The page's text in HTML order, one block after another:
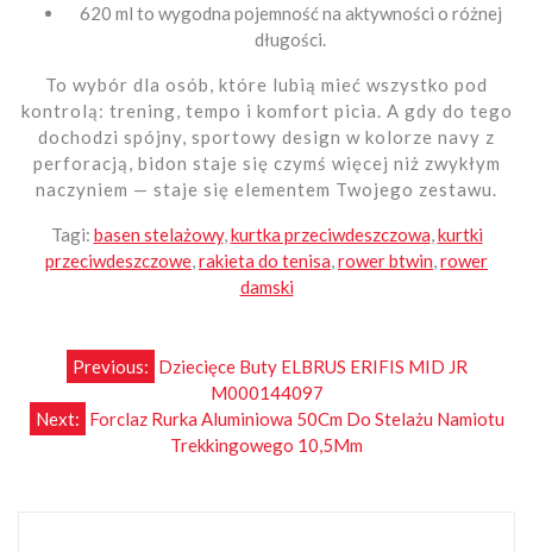
620 ml to wygodna pojemność na aktywności o różnej
długości.
To wybór dla osób, które lubią mieć wszystko pod
kontrolą: trening, tempo i komfort picia. A gdy do tego
dochodzi spójny, sportowy design w kolorze navy z
perforacją, bidon staje się czymś więcej niż zwykłym
naczyniem — staje się elementem Twojego zestawu.
Tagi: basen stelażowy,kurtka przeciwdeszczowa,kurtki
przeciwdeszczowe,rakieta do tenisa,rower btwin,rower
damski
Nawigacja
wpisu
Previous: Dziecięce Buty ELBRUS ERIFIS MID JR
M000144097
Next: Forclaz Rurka Aluminiowa 50Cm Do Stelażu Namiotu
Trekkingowego 10,5Mm